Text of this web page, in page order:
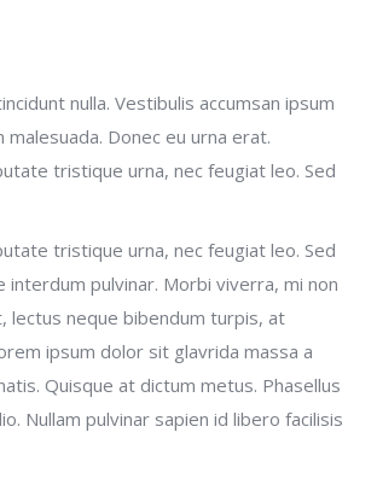
nulla. Vestibulis accumsan ipsum
malesuada. Donec eu urna erat.
tristique urna, nec feugiat leo. Sed
tristique urna, nec feugiat leo. Sed
pulvinar. Morbi viverra, mi non
lectus neque bibendum turpis, at
ipsum dolor sit glavrida massa a
Quisque at dictum metus. Phasellus
Nullam pulvinar sapien id libero facilisis